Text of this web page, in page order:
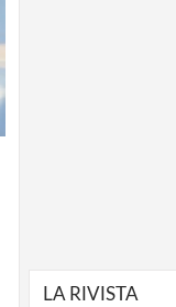
LA RIVISTA